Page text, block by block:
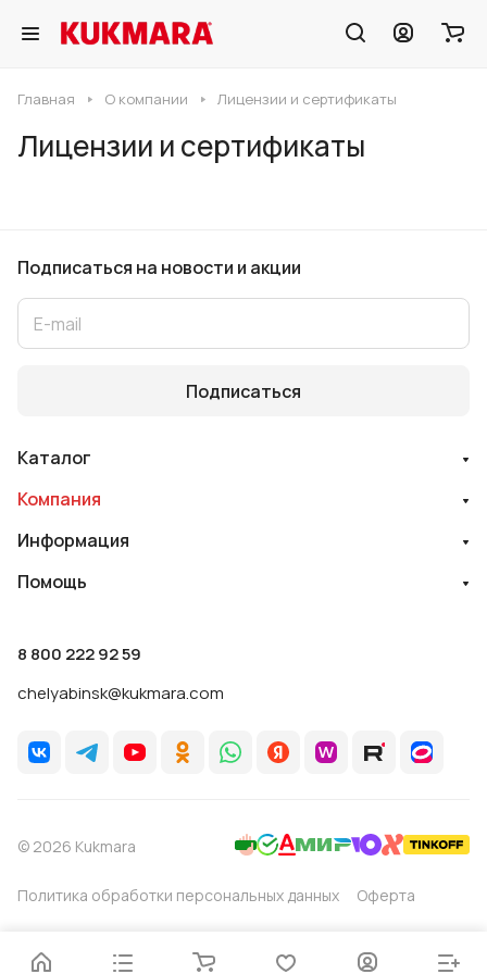
Главная О компании Лицензии и сертификаты
Лицензии и сертификаты
Подписаться на новости и акции
Подписаться
Каталог
Компания
Информация
Помощь
8 800 222 92 59
chelyabinsk@kukmara.com
© 2026 Kukmara
Политика обработки персональных данных Оферта